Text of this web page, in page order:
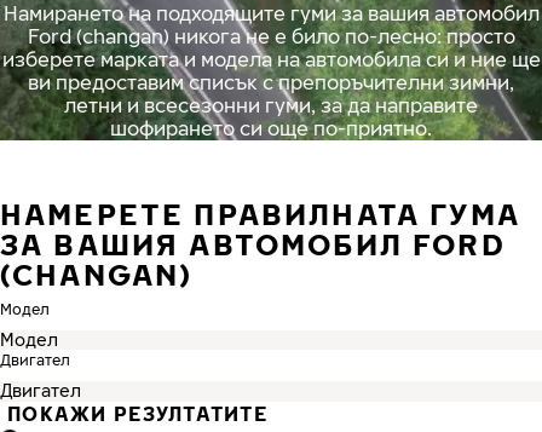
Намирането на подходящите гуми за вашия автомобил
Ford (changan) никога не е било по-лесно: просто
изберете марката и модела на автомобила си и ние ще
ви предоставим списък с препоръчителни зимни,
летни и всесезонни гуми, за да направите
шофирането си още по-приятно.
НАМЕРЕТЕ ПРАВИЛНАТА ГУМА
ЗА ВАШИЯ АВТОМОБИЛ FORD
(CHANGAN)
Модел
Двигател
ПОКАЖИ РЕЗУЛТАТИТЕ